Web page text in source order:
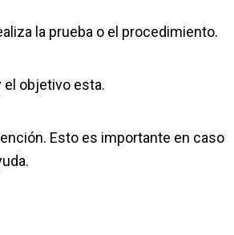
la prueba o el procedimiento.
el objetivo esta.
Esto es importante en caso